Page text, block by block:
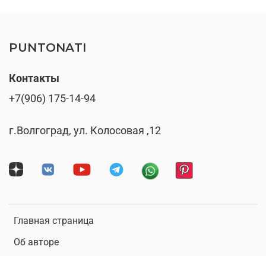
PUNTONATI
Главная страница
Об авторе
Контакты
+7(906) 175-14-94
г.Волгоград, ул. Колосовая ,12